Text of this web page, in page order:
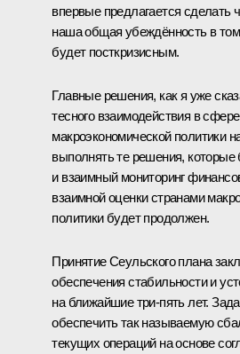
впервые предлагается сделать
наша общая убеждённость в
будет посткризисным.
Главные решения, как я уже
тесного взаимодействия в
макроэкономической политики
выполнять те решения, которые
и взаимный мониторинг
взаимной оценки странами
политики будет продолжен.
Принятие Сеульского плана
обеспечения стабильности и
на ближайшие три-пять лет.
обеспечить так называемую
текущих операций на основе